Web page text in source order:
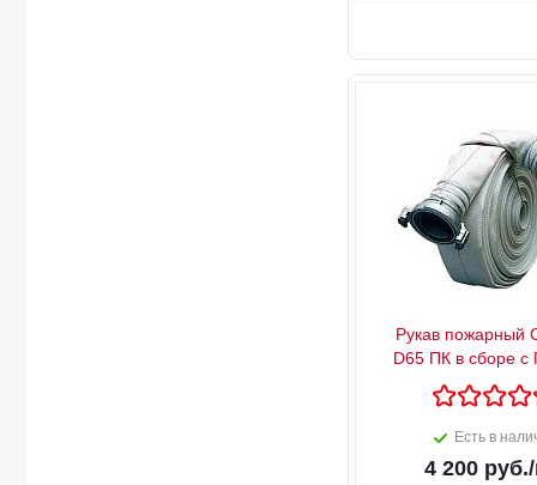
Рукав пожарный
D65 ПК в сборе с
Есть в
4 200 руб.